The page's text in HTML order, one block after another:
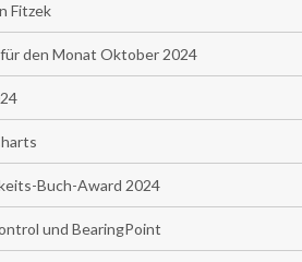
Fitzek
den Monat Oktober 2024
Buch-Award 2024
und BearingPoint